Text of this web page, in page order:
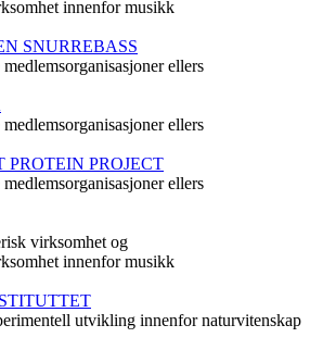
innenfor musikk
SNURREBASS
ellers
ellers
PROJECT
ellers
virksomhet og
innenfor musikk
utvikling innenfor naturvitenskap